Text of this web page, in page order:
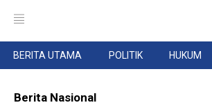
BERITA UTAMA POLITIK HUKUM
Berita Nasional